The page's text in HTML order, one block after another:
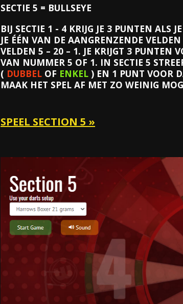
SECTIE 5 = BULLSEYE
BIJ SECTIE 1 - 4 KRIJG JE 3 PUNTEN ALS
JE ÉÉN VAN DE AANGRENZENDE
VELDEN 5 – 20 – 1. JE KRIJGT 3 PUNTEN
VAN NUMMER 5 OF 1. IN SECTIE 5
( DUBBEL OF ENKEL ) EN 1 PUNT VOOR
MAAK HET SPEL AF MET ZO WEINIG
SPEEL SECTION 5 »